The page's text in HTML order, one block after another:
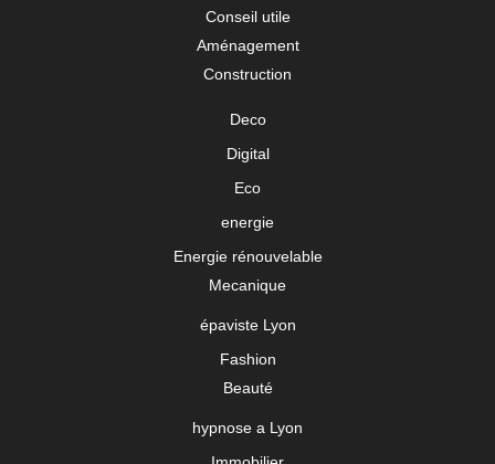
Conseil utile
Aménagement
Construction
Deco
Digital
Eco
energie
Energie rénouvelable
Mecanique
épaviste Lyon
Fashion
Beauté
hypnose a Lyon